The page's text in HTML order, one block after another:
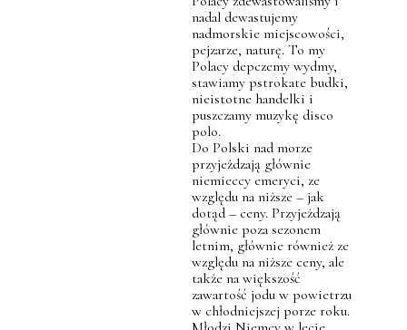
nadal dewastujemy
nadmorskie miejscowości,
pejzarze, naturę. To my
Polacy depczemy wydmy,
stawiamy pstrokate budki,
nieistotne handelki i
puszczamy muzykę disco
polo.
Do Polski nad morze
przyjeżdzają głównie
niemieccy emeryci, ze
względu na niższe – jak
dotąd – ceny. Przyjeżdzają
głównie poza sezonem
letnim, głównie również ze
względu na niższe ceny, ale
także na większość
zawartość jodu w powietrzu
w chłodniejszej porze roku.